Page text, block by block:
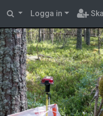
Logga in